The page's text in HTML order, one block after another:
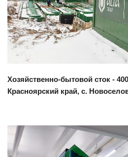
Хозяйственно-бытовой сток -
Красноярский край, с.